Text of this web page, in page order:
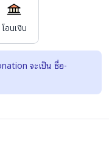
โอนเงิน
จะเป็น ชื่อ-